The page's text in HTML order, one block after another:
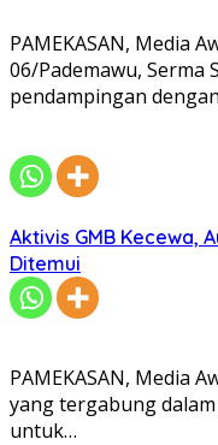
PAMEKASAN, Media
06/Pademawu, Serma
pendampingan
Aktivis GMB Kecewa,
Ditemui
PAMEKASAN, Media
yang tergabung
untuk…